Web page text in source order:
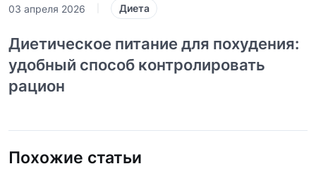
03 апреля 2026 Диета
Диетическое питание для похудения:
удобный способ контролировать
рацион
Похожие статьи